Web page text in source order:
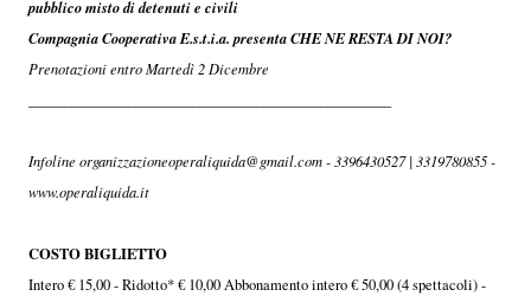
pubblico misto di detenuti e civili
Compagnia Cooperativa E.s.t.i.a. presenta CHE NE RESTA DI NOI?
Prenotazioni entro Martedì 2 Dicembre
Infoline organizzazioneoperaliquida@gmail.com - 3396430527 | 3319780855 -
www.operaliquida.it
COSTO BIGLIETTO
Intero € 15,00 - Ridotto* € 10,00 Abbonamento intero € 50,00 (4 spettacoli) -